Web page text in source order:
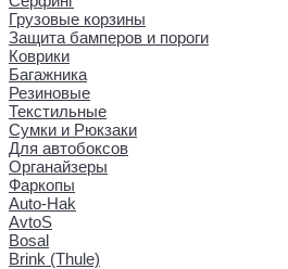
Грузовые корзины
Защита бамперов и пороги
Коврики
Багажника
Резиновые
Текстильные
Сумки и Рюкзаки
Для автобоксов
Органайзеры
Фаркопы
Auto-Hak
AvtoS
Bosal
Brink (Thule)